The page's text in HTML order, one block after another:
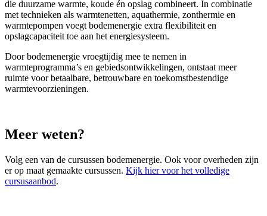
die duurzame warmte, koude én opslag combineert. In combinatie
met technieken als warmtenetten, aquathermie, zonthermie en
warmtepompen voegt bodemenergie extra flexibiliteit en
opslagcapaciteit toe aan het energiesysteem.
Door bodemenergie vroegtijdig mee te nemen in
warmteprogramma’s en gebiedsontwikkelingen, ontstaat meer
ruimte voor betaalbare, betrouwbare en toekomstbestendige
warmtevoorzieningen.
Meer weten?
Volg een van de cursussen bodemenergie. Ook voor overheden zijn
er op maat gemaakte cursussen. Kijk hier voor het volledige
cursusaanbod.